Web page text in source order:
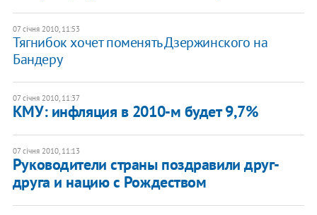
07 січня 2010, 11:53
Тягнибок хочет поменять Дзержинского на
Бандеру
07 січня 2010, 11:37
КМУ: инфляция в 2010-м будет 9,7%
07 січня 2010, 11:13
Руководители страны поздравили друг-
друга и нацию с Рождеством